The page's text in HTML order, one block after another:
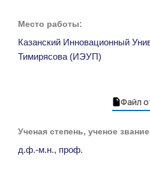
Место работы:
Казанский Инновационный
Тимирясова (ИЭУП)
Файл
Ученая степень, ученое
д.ф.-м.н., проф.